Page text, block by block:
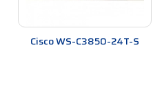
Cisco WS-C3850-24T-S